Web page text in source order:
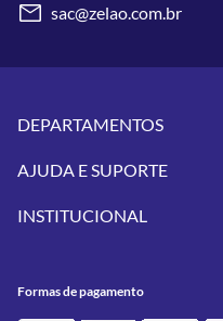
sac@zelao.com.br
DEPARTAMENTOS
Vestuários
Pneus
Utilidades
AJUDA E SUPORTE
Meus Pedidos
INSTITUCIONAL
Contato
Formas de pagamento